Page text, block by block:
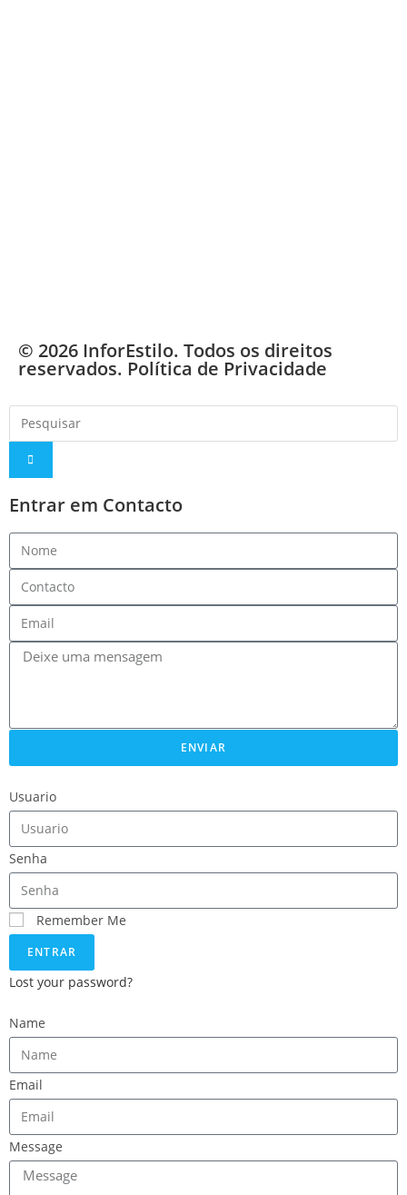
© 2026 InforEstilo. Todos os direitos
reservados. Política de Privacidade
Entrar em Contacto
ENVIAR
Usuario
Senha
Remember Me
ENTRAR
Lost your password?
Name
Email
Message